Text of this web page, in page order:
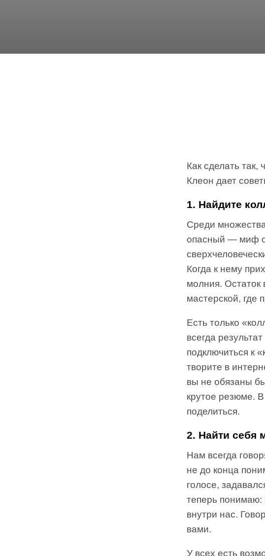
Как сделать
Клеон дает
1. Найдите
Среди
опасный — миф
Когда к нему
молния. Остаток
мастерской, где
Есть только
всегда
подключиться к
творите в
вы не обязаны
крутое резюме.
поделиться.
2. Найти себя
Нам всегда
не до конца
голосе,
теперь понимаю:
внутри нас.
вами.
У всех есть